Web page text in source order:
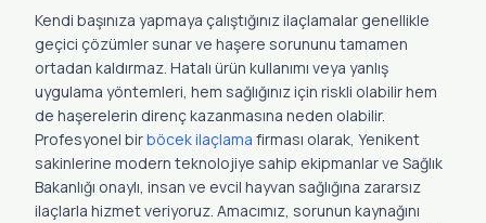
Kendi başınıza yapmaya çalıştığınız ilaçlamalar genellikle
geçici çözümler sunar ve haşere sorununu tamamen
ortadan kaldırmaz. Hatalı ürün kullanımı veya yanlış
uygulama yöntemleri, hem sağlığınız için riskli olabilir hem
de haşerelerin direnç kazanmasına neden olabilir.
Profesyonel birböcek ilaçlama firması olarak, Yenikent
sakinlerine modern teknolojiye sahip ekipmanlar ve Sağlık
Bakanlığı onaylı, insan ve evcil hayvan sağlığına zararsız
ilaçlarla hizmet veriyoruz. Amacımız, sorunun kaynağını